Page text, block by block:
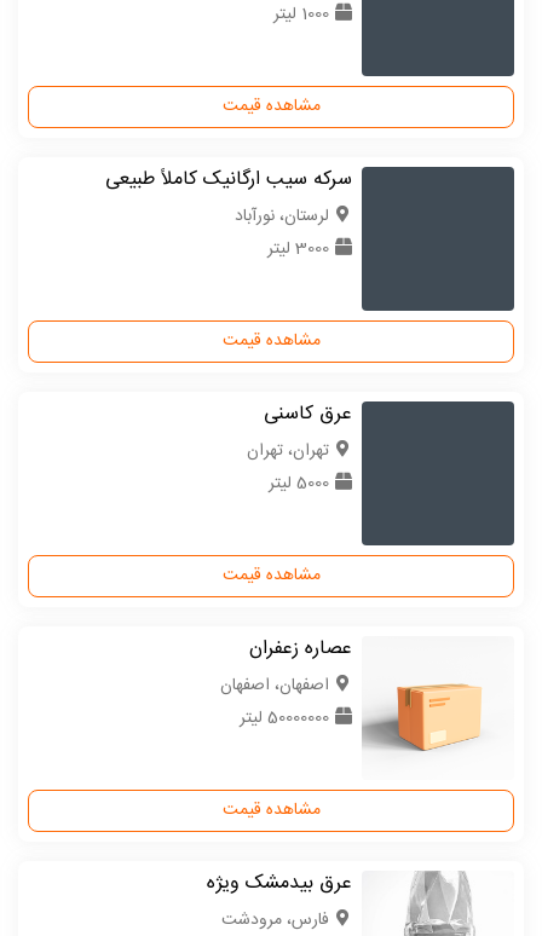
1000 لیتر
مشاهده قیمت
سرکه سیب ارگانیک کاملاً طبیعی
لرستان، نورآباد
3000 لیتر
مشاهده قیمت
عرق کاسنی
تهران، تهران
5000 لیتر
مشاهده قیمت
عصاره زعفران
اصفهان، اصفهان
50000000 لیتر
مشاهده قیمت
عرق بیدمشک ویژه
فارس، مرودشت